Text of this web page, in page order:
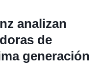
analizan
de
generación